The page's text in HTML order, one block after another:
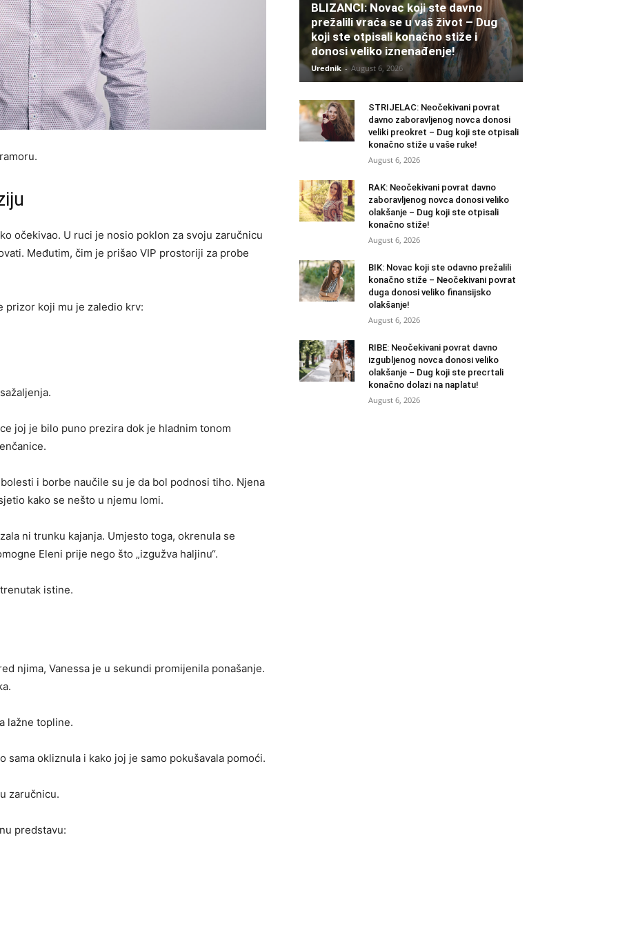
očekivao. U ruci je nosio poklon za svoju zaručnicu
Međutim, čim je prišao VIP prostoriji za probe
prizor koji mu je zaledio krv:
joj je bilo puno prezira dok je hladnim tonom
i borbe naučile su je da bol podnosi tiho. Njena
kako se nešto u njemu lomi.
ni trunku kajanja. Umjesto toga, okrenula se
Eleni prije nego što „izgužva haljinu“.
istine.
njima, Vanessa je u sekundi promijenila ponašanje.
lažne topline.
sama okliznula i kako joj je samo pokušavala pomoći.
zaručnicu.
predstavu:
BLIZANCI: Novac koji ste davno
prežalili vraća se u vaš život – Dug
koji ste otpisali konačno stiže i
donosi veliko iznenađenje!
Urednik - August 6, 2026
STRIJELAC: Neočekivani povrat
davno zaboravljenog novca donosi
veliki preokret – Dug koji ste otpisali
konačno stiže u vaše ruke!
August 6, 2026
RAK: Neočekivani povrat davno
zaboravljenog novca donosi veliko
olakšanje – Dug koji ste otpisali
konačno stiže!
August 6, 2026
BIK: Novac koji ste odavno prežalili
konačno stiže – Neočekivani povrat
duga donosi veliko finansijsko
olakšanje!
August 6, 2026
RIBE: Neočekivani povrat davno
izgubljenog novca donosi veliko
olakšanje – Dug koji ste precrtali
konačno dolazi na naplatu!
August 6, 2026